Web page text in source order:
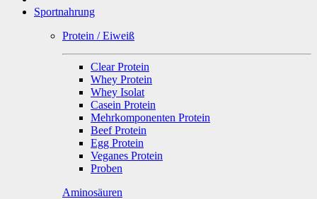
Sportnahrung
Protein / Eiweiß
Clear Protein
Whey Protein
Whey Isolat
Casein Protein
Mehrkomponenten Protein
Beef Protein
Egg Protein
Veganes Protein
Proben
Aminosäuren